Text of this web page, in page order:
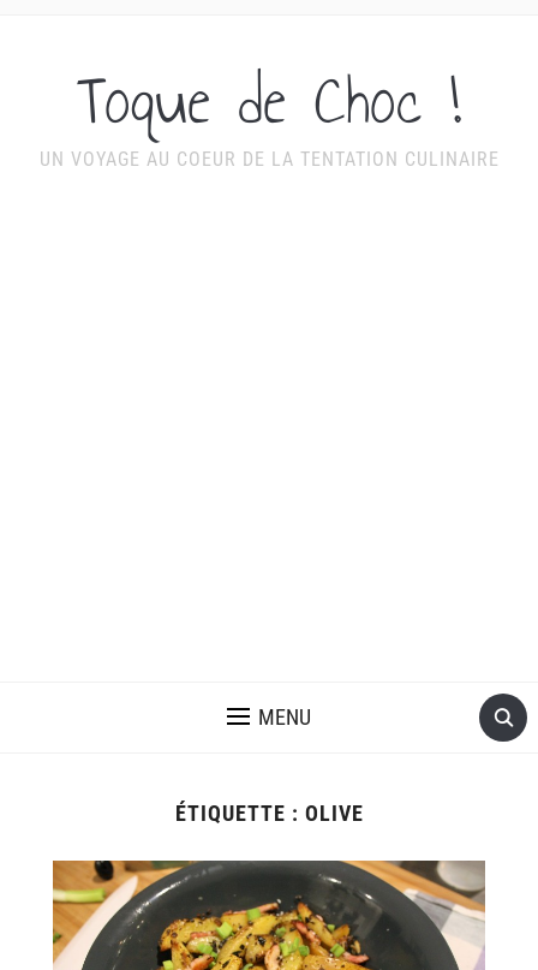
Toque de Choc !
UN VOYAGE AU COEUR DE LA TENTATION CULINAIRE
MENU
ÉTIQUETTE : OLIVE